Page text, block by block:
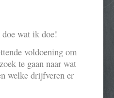
wat ik doe!
voldoening om
te gaan naar wat
welke drijfveren er